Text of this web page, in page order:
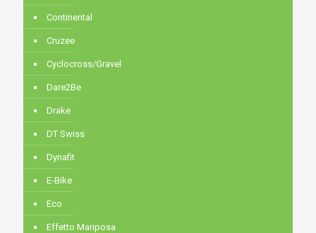
Continental
Cruzee
Cyclocross/Gravel
Dare2Be
Drake
DT Swiss
Dynafit
E-Bike
Eco
Effetto Mariposa